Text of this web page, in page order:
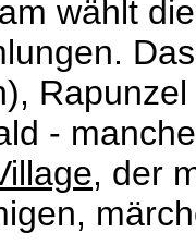
wählt
-
, der